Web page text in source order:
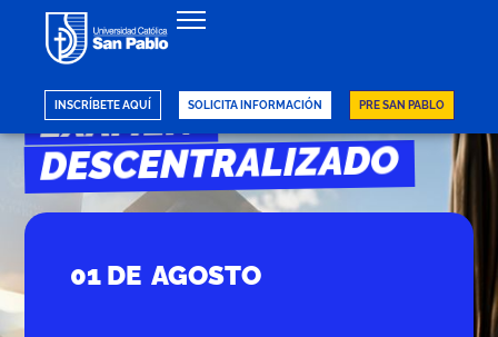
INSCRÍBETE AQUÍ SOLICITA INFORMACIÓN PRE SAN PABLO
PUNO
EXAMEN ​
DESCENTRALIZADO
01 DE AGOSTO